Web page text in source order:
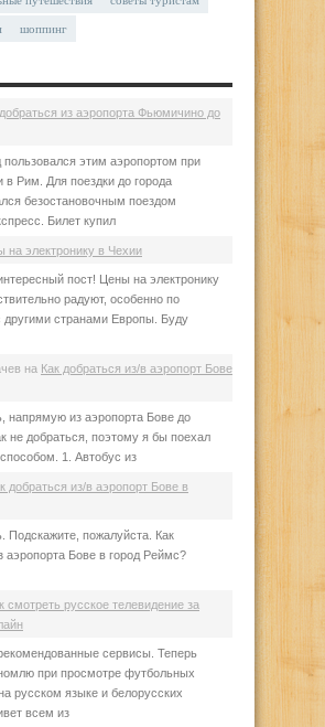
шоппинг
из аэропорта Фьюмичино до
пользовался этим аэропортом при
в Рим. Для поездки до города
безостановочным поездом
Билет купил
на электронику в Чехии
пост! Цены на электронику
радуют, особенно по
другими странами Европы. Буду
на Как добраться из/в аэропорт Бове
напрямую из аэропорта Бове до
не добраться, поэтому я бы поехал
1. Автобус из
добраться из/в аэропорт Бове в
Подскажите, пожалуйста. Как
аэропорта Бове в город Реймс?
смотреть русское телевидение за
сервисы. Теперь
при просмотре футбольных
русском языке и белорусских
всем из